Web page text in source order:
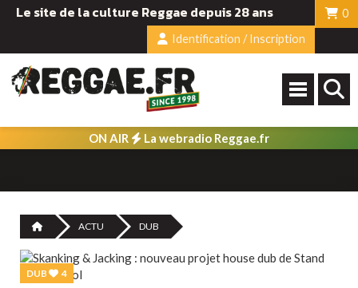
Le site de la culture Reggae depuis 28 ans
0
Identification / Inscription
ON AIR La webradio Reggae.fr
ACTU DUB
DUB 4